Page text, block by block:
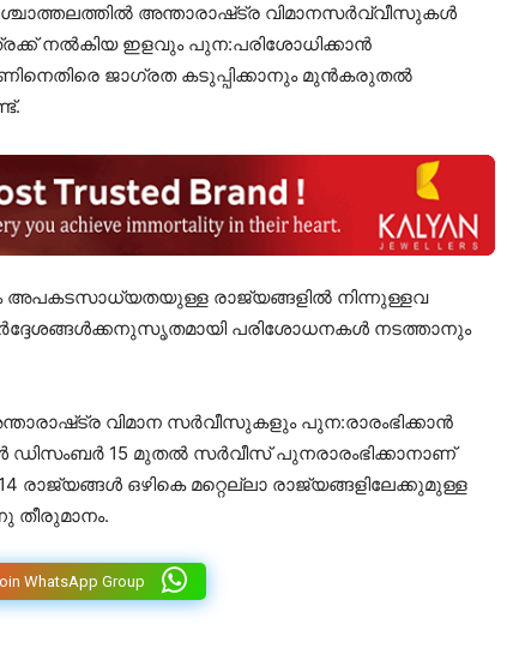
അന്താരാഷ്‌ട്ര വിമാനസർവ്വീസുകൾ
നൽകിയ ഇളവും പുന:പരിശോധിക്കാൻ
ജാഗ്രത കടുപ്പിക്കാനും മുൻകരുതൽ
അപകടസാധ്യതയുള്ള രാജ്യങ്ങളിൽ നിന്നുള്ളവ
പരിശോധനകൾ നടത്താനും
വിമാന സർവീസുകളും പുന:രാരംഭിക്കാൻ
ഡിസംബർ 15 മുതൽ സർവീസ് പുനരാരംഭിക്കാനാണ്
രാജ്യങ്ങൾ ഒഴികെ മറ്റെല്ലാ രാജ്യങ്ങളിലേക്കുമുള്ള
തീരുമാനം.
WhatsApp Group